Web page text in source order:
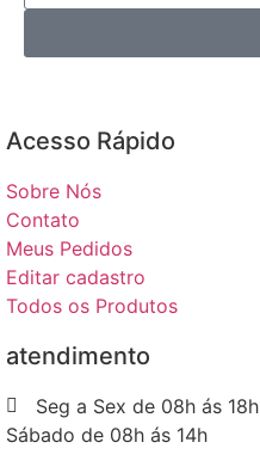
Acesso Rápido​
Sobre Nós
Contato
Meus Pedidos
Editar cadastro
Todos os Produtos
atendimento
Seg a Sex de 08h ás 18h
Sábado de 08h ás 14h